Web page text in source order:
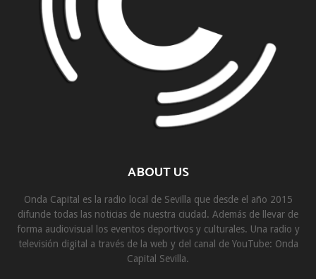
ABOUT US
Onda Capital es la radio local de Sevilla que desde el año 2015
difunde todas las noticias de nuestra ciudad. Además de llevar de
forma audiovisual los eventos deportivos y culturales. Una radio y
televisión digital a través de la web y del canal de YouTube: Onda
Capital Sevilla.